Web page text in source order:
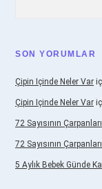
SON YORUMLAR
Çipin Içinde Neler Var
Çipin Içinde Neler Var
72 Sayısının
72 Sayısının
5 Aylık Bebek Günde